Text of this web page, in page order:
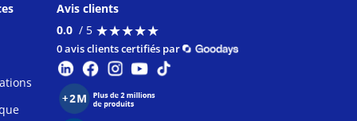
Avis clients
0.0 / 5 ★★★★★
★★★★★
0 avis clients certifiés par